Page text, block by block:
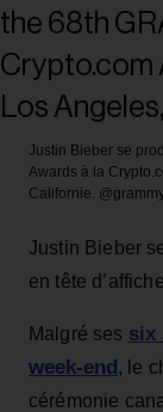
Justin Bieber se
Awards à la
Californie.
Justin Bieber
en tête
Malgré ses six
week‑end, le
cérémonie